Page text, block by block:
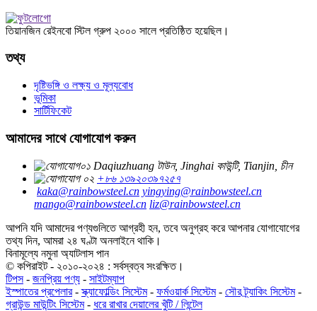
তিয়ানজিন রেইনবো স্টিল গ্রুপ ২০০০ সালে প্রতিষ্ঠিত হয়েছিল।
তথ্য
দৃষ্টিভঙ্গি ও লক্ষ্য ও মূল্যবোধ
ভূমিকা
সার্টিফিকেট
আমাদের সাথে যোগাযোগ করুন
Daqiuzhuang টাউন, Jinghai কাউন্টি, Tianjin, চীন
+৮৬ ১৩৯২০৩৯৭২৫৭
kaka@rainbowsteel.cn yingying@rainbowsteel.cn
mango@rainbowsteel.cn liz@rainbowsteel.cn
আপনি যদি আমাদের পণ্যগুলিতে আগ্রহী হন, তবে অনুগ্রহ করে আপনার যোগাযোগের
তথ্য দিন, আমরা ২৪ ঘণ্টা অনলাইনে থাকি।
বিনামূল্যে নমুনা অ্যাটলাস পান
© কপিরাইট - ২০১০-২০২৪ : সর্বস্বত্ব সংরক্ষিত।
টিপস- জনপ্রিয় পণ্য - সাইটম্যাপ
ইস্পাতের প্রপেলার-স্ক্যাফোল্ডিং সিস্টেম- ফর্মওয়ার্ক সিস্টেম- সৌর ট্র্যাকিং সিস্টেম-
গ্রাউন্ড মাউন্টিং সিস্টেম- ধরে রাখার দেয়ালের খুঁটি / লিন্টেল